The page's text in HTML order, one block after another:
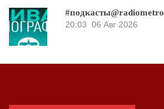
#подкасты@radiometro
20:03 06 Авг 2026